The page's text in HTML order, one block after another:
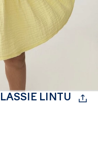
LINTU